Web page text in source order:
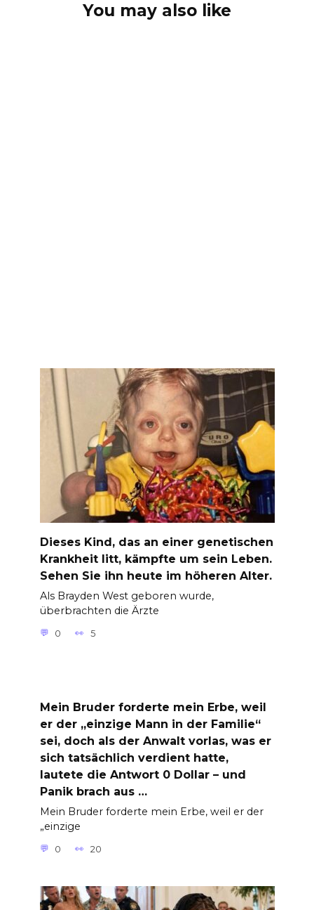
You may also like
Dieses Kind, das an einer genetischen
Krankheit litt, kämpfte um sein Leben.
Sehen Sie ihn heute im höheren Alter.
Als Brayden West geboren wurde,
überbrachten die Ärzte
0 5
Mein Bruder forderte mein Erbe, weil
er der „einzige Mann in der Familie“
sei, doch als der Anwalt vorlas, was er
sich tatsächlich verdient hatte,
lautete die Antwort 0 Dollar – und
Panik brach aus …
Mein Bruder forderte mein Erbe, weil er der
„einzige
0 20